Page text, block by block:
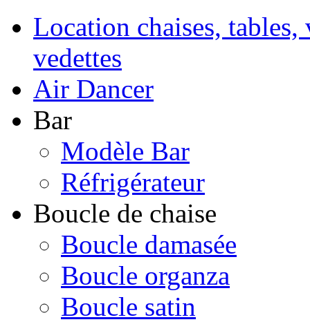
Location chaises,
vedettes
Air Dancer
Bar
Modèle Bar
Réfrigérateur
Boucle de chaise
Boucle damasée
Boucle organza
Boucle satin